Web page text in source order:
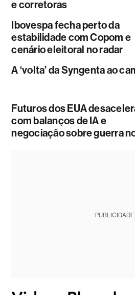
e corretoras
Ibovespa fecha perto da
estabilidade com Copom e
cenário eleitoral no radar
A ‘volta’ da Syngenta ao
Futuros dos EUA
com balanços de IA e
negociação sobre guerra
PUBLICIDADE